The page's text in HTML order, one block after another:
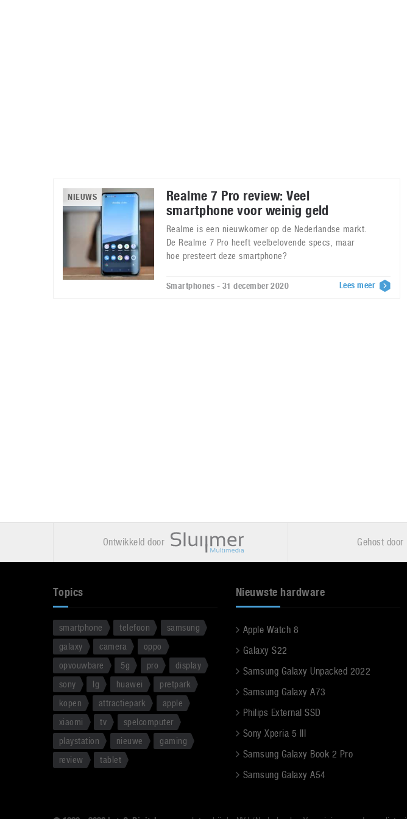
NIEUWS
Realme 7 Pro review: Veel
smartphone voor weinig geld
Realme is een nieuwkomer op de Nederlandse markt.
De Realme 7 Pro heeft veelbelovende specs, maar
hoe presteert deze smartphone?
Smartphones - 31 december 2020 Lees meer
Ontwikkeld door Gehost door
Topics
smartphone telefoon
samsung
galaxy
camera
oppo
opvouwbare
5g pro
display
sony
lg huawei
pretpark
kopen
attractiepark
apple
xiaomi
tv
spelcomputer
playstation
nieuwe
gaming
review
tablet
Nieuwste hardware
Apple Watch 8
Galaxy S22
Samsung Galaxy Unpacked 2022
Samsung Galaxy A73
Philips External SSD
Sony Xperia 5 III
Samsung Galaxy Book 2 Pro
Samsung Galaxy A54